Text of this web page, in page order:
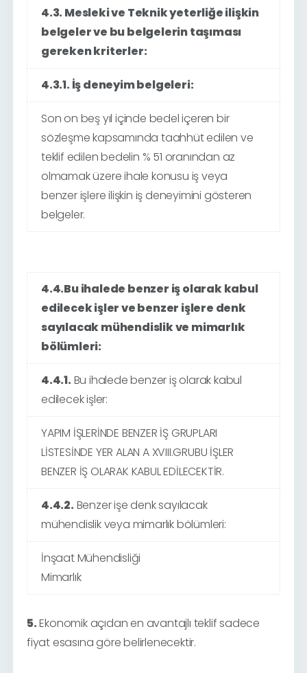
4.3. Mesleki ve Teknik yeterliğe ilişkin
belgeler ve bu belgelerin taşıması
gereken kriterler:
4.3.1. İş deneyim belgeleri:
Son on beş yıl içinde bedel içeren bir
sözleşme kapsamında taahhüt edilen ve
teklif edilen bedelin % 51 oranından az
olmamak üzere ihale konusu iş veya
benzer işlere ilişkin iş deneyimini gösteren
belgeler.
4.4.Bu ihalede benzer iş olarak kabul
edilecek işler ve benzer işlere denk
sayılacak mühendislik ve mimarlık
bölümleri:
4.4.1. Bu ihalede benzer iş olarak kabul
edilecek işler:
YAPIM İŞLERİNDE BENZER İŞ GRUPLARI
LİSTESİNDE YER ALAN A XVIII.GRUBU İŞLER
BENZER İŞ OLARAK KABUL EDİLECEKTİR.
4.4.2. Benzer işe denk sayılacak
mühendislik veya mimarlık bölümleri:
İnşaat Mühendisliği
Mimarlık
5.Ekonomik açıdan en avantajlı teklif sadece
fiyat esasına göre belirlenecektir.